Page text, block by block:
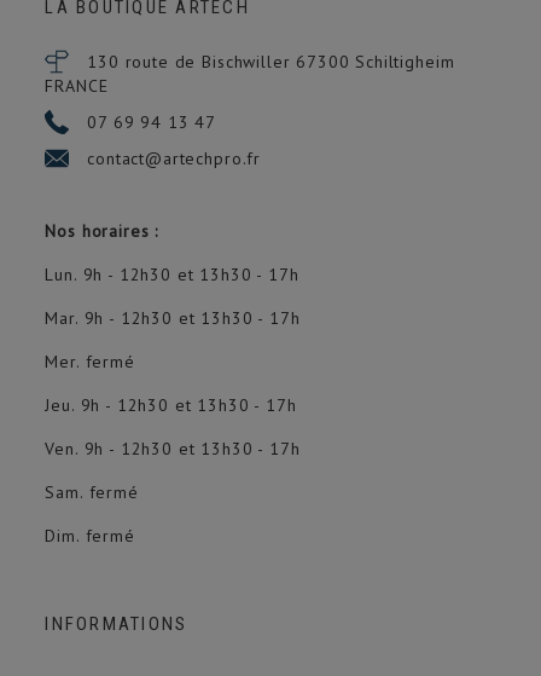
LA BOUTIQUE ARTECH
130 route de Bischwiller 67300 Schiltigheim
FRANCE
07 69 94 13 47
contact@artechpro.fr
Nos horaires :
Lun. 9h - 12h30 et 13h30 - 17h
Mar. 9h - 12h30 et 13h30 - 17h
Mer. fermé
Jeu. 9h - 12h30 et 13h30 - 17h
Ven. 9h - 12h30 et 13h30 - 17h
Sam. fermé
Dim. fermé
INFORMATIONS